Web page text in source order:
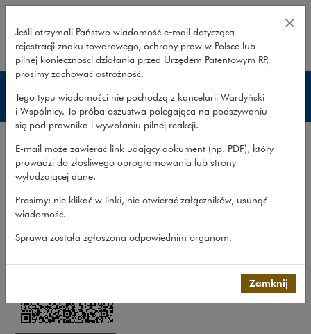
Marek Górski – Wardyński i
Prawnicy
marek.gorski@wardynski.com.pl
Biuro: Warszawa
Tel.:22 437 82 00, 22 537 82 00
Języki:angielski, niemiecki
Dodaj do kontaktów
Jeśli otrzymali Państwo wiadomość e‑mail dotyczącą
rejestracji znaku towarowego, ochrony praw w Polsce lub
pilnej konieczności działania przed Urzędem Patentowym RP,
prosimy zachować ostrożność.
Tego typu wiadomości nie pochodzą z kancelarii Wardyński
i Wspólnicy. To próba oszustwa polegająca na podszywaniu
się pod prawnika i wywołaniu pilnej reakcji.
E-mail może zawierać link udający dokument (np. PDF), który
prowadzi do złośliwego oprogramowania lub strony
wyłudzającej dane.
Prosimy: nie klikać w linki, nie otwierać załączników, usunąć
wiadomość.
Sprawa została zgłoszona odpowiednim organom.
×
Zamknij